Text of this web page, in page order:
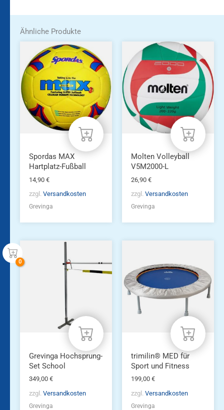
Ähnliche Produkte
Spordas MAX
Hartplatz-Fußball
14,90 €
zzgl. Versandkosten
Grevinga
Molten Volleyball
V5M2000-L
26,90 €
zzgl. Versandkosten
Grevinga
Grevinga Hochsprung-
Set School
349,00 €
zzgl. Versandkosten
Grevinga
trimilin® MED für
Sport und Fitness
199,00 €
zzgl. Versandkosten
Grevinga